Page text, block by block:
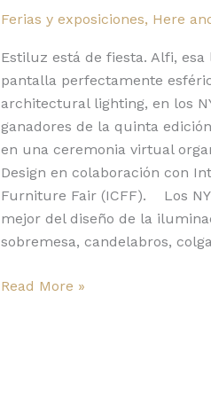
Ferias y exposiciones, Here
Estiluz está de fiesta. Alfi,
pantalla perfectamente
architectural lighting, en los
ganadores de la quinta
en una ceremonia virtual
Design en colaboración con
Furniture Fair (ICFF). Los
mejor del diseño de la
sobremesa, candelabros,
reconocimiento
NYCxDesign
Read More »